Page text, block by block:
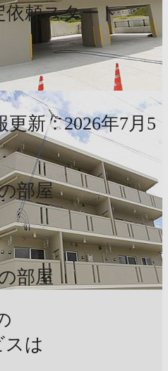
依頼スタート
更新：2026年7月5
部屋
部屋
スは